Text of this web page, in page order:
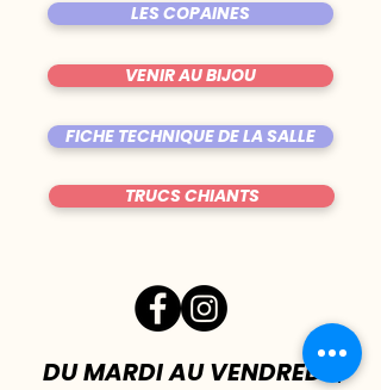
LES COPAINES
VENIR AU BIJOU
FICHE TECHNIQUE DE LA SALLE
TRUCS CHIANTS
DU MARDI AU VENDREDI |